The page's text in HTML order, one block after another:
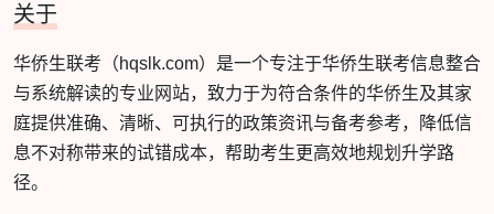
关于
华侨生联考（hqslk.com）是一个专注于华侨生联考信息整合
与系统解读的专业网站，致力于为符合条件的华侨生及其家
庭提供准确、清晰、可执行的政策资讯与备考参考，降低信
息不对称带来的试错成本，帮助考生更高效地规划升学路
径。